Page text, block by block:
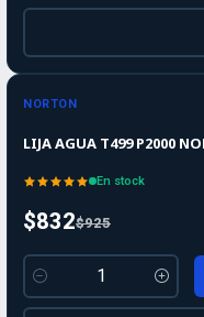
-10%OFF
NORTON
LIJA AGUA T499 P2000
En stock
$832$925
Cantidad